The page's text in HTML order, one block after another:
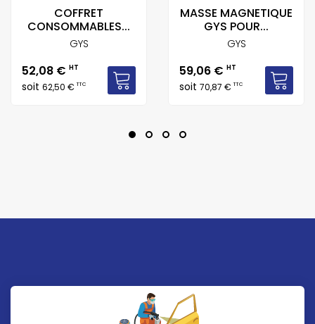
COFFRET
CONSOMMABLES...
GYS
Prix
52,08 € HT
soit 62,50 €TTC
MASSE MAGNETIQUE
GYS POUR...
GYS
Prix
59,06 € HT
soit 70,87 €TTC